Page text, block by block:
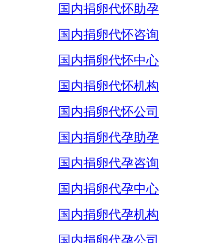
国内捐卵代怀助孕
国内捐卵代怀咨询
国内捐卵代怀中心
国内捐卵代怀机构
国内捐卵代怀公司
国内捐卵代孕助孕
国内捐卵代孕咨询
国内捐卵代孕中心
国内捐卵代孕机构
国内捐卵代孕公司